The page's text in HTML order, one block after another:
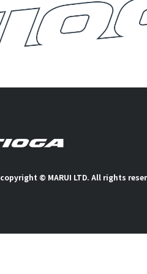
copyright © MARUI LTD. All rights